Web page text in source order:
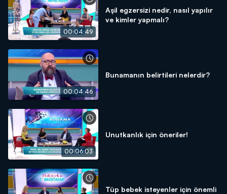
00:04:49
Aşil egzersizi nedir, nasıl yapılır
ve kimler yapmalı?
00:04:46
Bunamanın belirtileri nelerdir?
00:06:03
Unutkanlık için öneriler!
Tüp bebek isteyenler için önemli